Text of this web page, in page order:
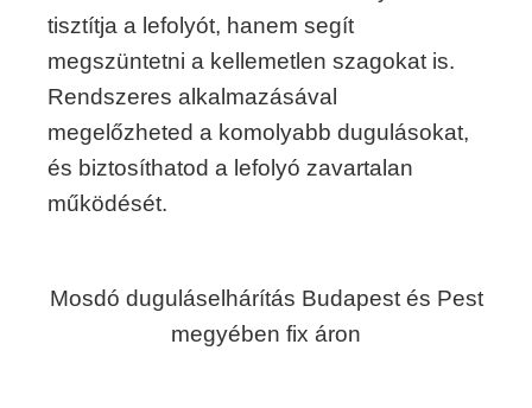
tisztítja a lefolyót, hanem segít
megszüntetni a kellemetlen szagokat is.
Rendszeres alkalmazásával
megelőzheted a komolyabb dugulásokat,
és biztosíthatod a lefolyó zavartalan
működését.
Mosdó duguláselhárítás Budapest és Pest
megyében fix áron